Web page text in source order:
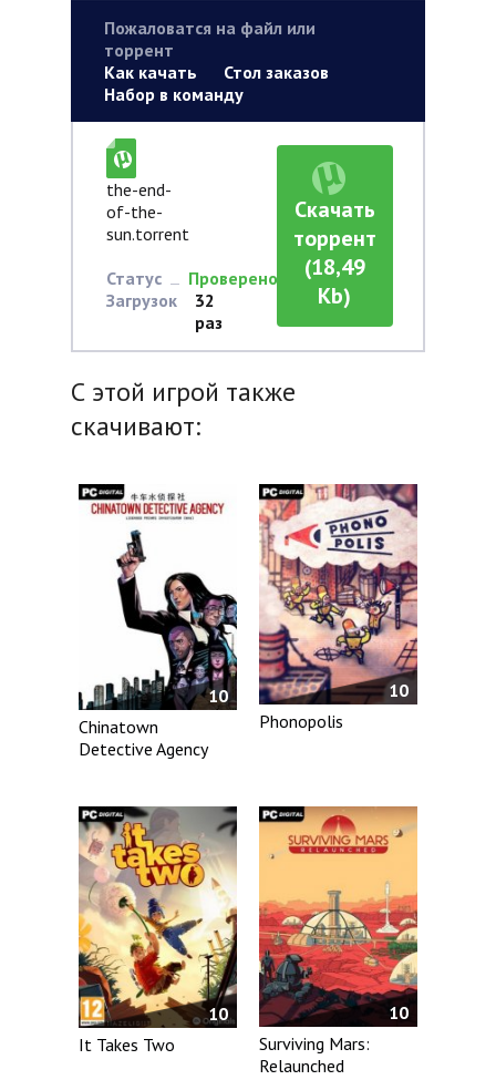
Пожаловатся на файл или
торрент
Как качать
Стол заказов
Набор в команду
the-end-
of-the-
sun.torrent
Статус
Проверено
Загрузок
32
раз
Скачать
торрент
(18,49
Kb)
С этой игрой также
скачивают:
10
Chinatown
Detective Agency
10
Phonopolis
10
It Takes Two
10
Surviving Mars:
Relaunched